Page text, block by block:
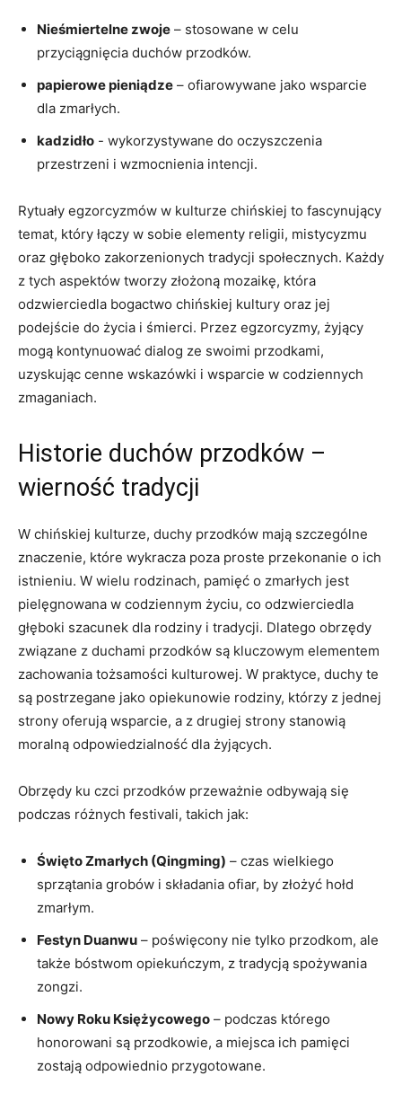
Nieśmiertelne zwoje – stosowane w celu
przyciągnięcia duchów ⁢przodków.
papierowe pieniądze – ofiarowywane jako wsparcie
dla zmarłych.
kadzidło -‍ wykorzystywane do ‍oczyszczenia
⁤przestrzeni i wzmocnienia intencji.
Rytuały egzorcyzmów w ⁣kulturze​ chińskiej to fascynujący
⁢temat, który łączy ‌w sobie elementy religii,‍ mistycyzmu‌
oraz głęboko zakorzenionych tradycji ⁣społecznych. Każdy⁤
z tych‍ aspektów tworzy złożoną mozaikę, która
odzwierciedla bogactwo chińskiej kultury⁢ oraz jej
podejście do ​życia ​i śmierci. Przez egzorcyzmy, żyjący
mogą kontynuować dialog ze ⁤swoimi przodkami,
uzyskując cenne wskazówki ⁢i​ wsparcie w codziennych
zmaganiach.
Historie duchów przodków ⁢–
wierność tradycji
W chińskiej kulturze, duchy ‌przodków mają szczególne
znaczenie, które ⁤wykracza poza⁢ proste przekonanie o ich
istnieniu. W wielu rodzinach, pamięć ⁢o zmarłych jest
pielęgnowana w codziennym ​życiu,⁢ co odzwierciedla
głęboki szacunek dla rodziny ‌i tradycji. Dlatego obrzędy
związane z duchami​ przodków są ​kluczowym elementem‍
zachowania tożsamości kulturowej. W praktyce, duchy te
są postrzegane ⁤jako opiekunowie rodziny,⁢ którzy z⁢ jednej​
strony oferują wsparcie, a z drugiej strony stanowią
moralną⁣ odpowiedzialność dla‍ żyjących.
Obrzędy ku ​czci przodków przeważnie odbywają⁢ się
podczas różnych festivali, takich jak:
Święto Zmarłych (Qingming) – ⁣czas wielkiego
sprzątania grobów ⁣i składania ‌ofiar, by ⁢złożyć hołd
zmarłym.
Festyn Duanwu – poświęcony nie tylko przodkom, ale
także bóstwom opiekuńczym, z⁤ tradycją ⁣spożywania
zongzi.
Nowy Roku⁣ Księżycowego – podczas którego‌
honorowani są przodkowie, a ‌miejsca ich pamięci
zostają​ odpowiednio⁣ przygotowane.